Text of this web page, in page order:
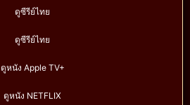
ดูซีรีย์ไทย
ดูซีรีย์ไทย
ดูหนัง Apple TV+
ดูหนัง NETFLIX